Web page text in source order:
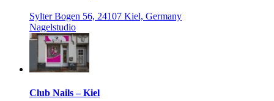
Sylter Bogen 56, 24107 Kiel, Germany
Nagelstudio
Club Nails – Kiel